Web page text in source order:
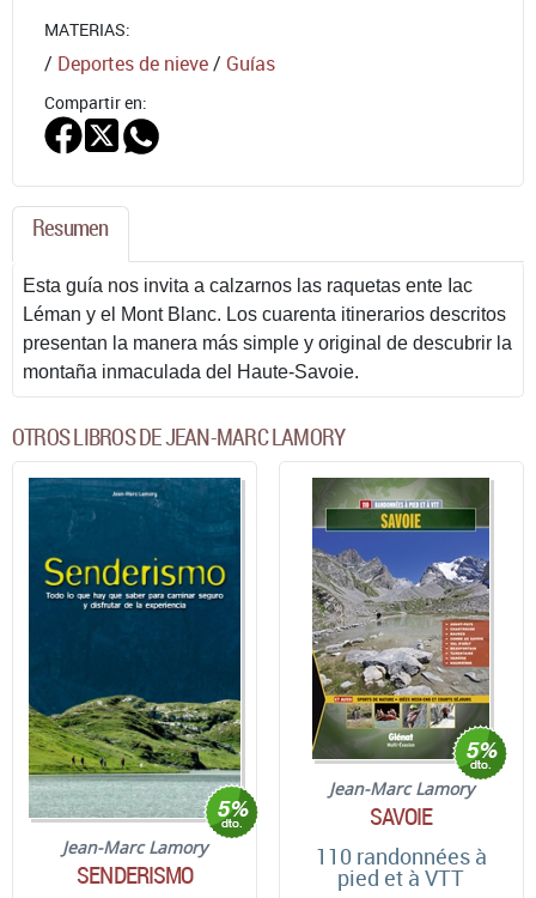
MATERIAS:
/ Deportes de nieve/ Guías
Compartir en:
Resumen
Esta guía nos invita a calzarnos las raquetas ente Iac
Léman y el Mont Blanc. Los cuarenta itinerarios descritos
presentan la manera más simple y original de descubrir la
montaña inmaculada del Haute-Savoie.
OTROS LIBROS DE JEAN-MARC LAMORY
Jean-Marc Lamory
SENDERISMO
Jean-Marc Lamory
SAVOIE
110 randonnées à
pied et à VTT